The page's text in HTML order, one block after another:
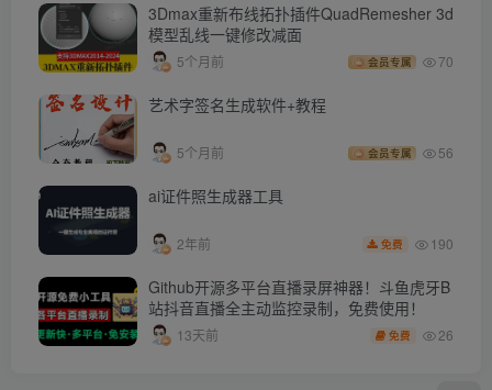
3Dmax重新布线拓扑插件QuadRemesher 3d
模型乱线一键修改减面
5个月前 会员专属 70
艺术字签名生成软件+教程
5个月前 会员专属 56
ai证件照生成器工具
2年前 免费 190
Github开源多平台直播录屏神器！斗鱼虎牙B
站抖音直播全主动监控录制，免费使用！
13天前 免费 26